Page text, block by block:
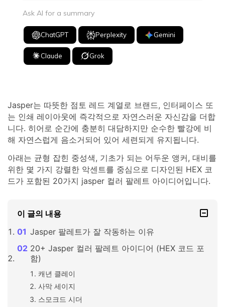
Ask AI for a summary
ChatGPT Perplexity Gemini
Claude Grok
Jasper는 따뜻한 점토 레드 계열로 브랜드, 인터페이스 또
는 인쇄 레이아웃에 즉각적으로 자연스러운 자신감을 더합
니다. 히어로 순간에 충분히 대담하지만 순수한 빨강에 비
해 자연스럽게 음소거되어 있어 세련되게 유지됩니다.
아래는 균형 잡힌 중성색, 기초가 되는 어두운 앵커, 대비를
위한 몇 가지 강렬한 악센트를 중심으로 디자인된 HEX 코
드가 포함된 20가지 jasper 컬러 팔레트 아이디어입니다.
이 글의 내용
Jasper 팔레트가 잘 작동하는 이유
20+ Jasper 컬러 팔레트 아이디어 (HEX 코드 포
함)
캐년 클레이
사막 세이지
스모크드 시더